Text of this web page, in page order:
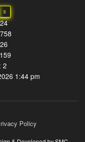
8
2
1:44 pm
Policy